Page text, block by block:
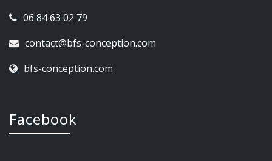
06 84 63 02 79
contact@bfs-conception.com
bfs-conception.com
Facebook